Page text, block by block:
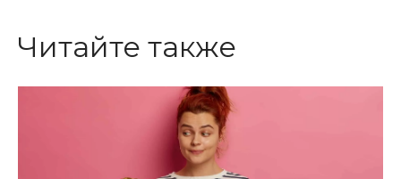
Читайте также